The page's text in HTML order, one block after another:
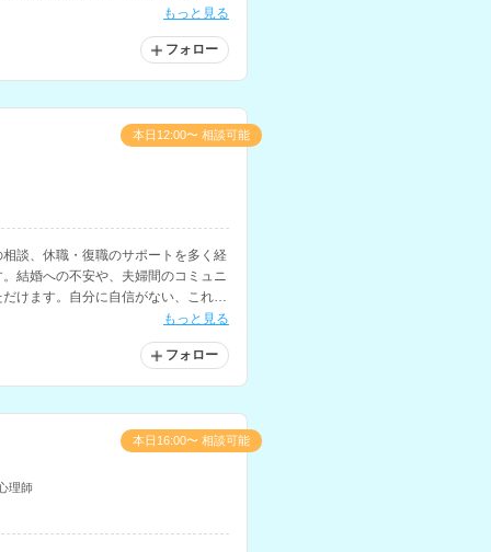
もっと見る
フォロー
談、休職・復職のサポートを多く経
結婚への不安や、夫婦間のコミュニ
けます。自分に自信がない、これか
まれている方にもおすすめです。
もっと見る
フォロー
本日12:00〜 相談可能
理師
本日16:00〜 相談可能